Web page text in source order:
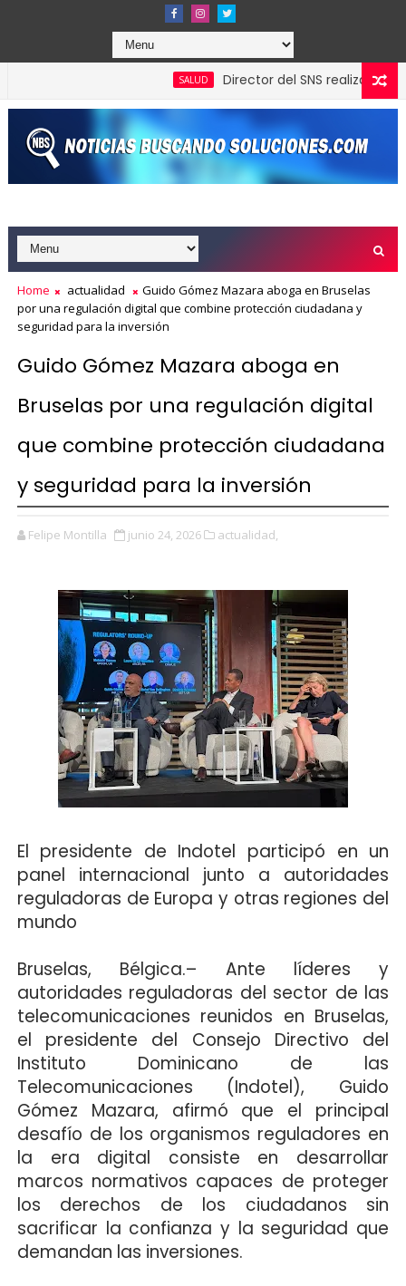
Director del SNS realiza visita no
de Carolina Mejía en Santo Domingo
Home actualidad
Guido Gómez Mazara aboga en Bruselas
por una regulación digital que combine protección ciudadana y
seguridad para la inversión
Guido Gómez Mazara aboga en
Bruselas por una regulación digital
que combine protección ciudadana
y seguridad para la inversión
Felipe Montilla junio 24, 2026 actualidad,
El presidente de Indotel participó en un
panel internacional junto a autoridades
reguladoras de Europa y otras regiones del
mundo
Bruselas, Bélgica.– Ante líderes y
autoridades reguladoras del sector de las
telecomunicaciones reunidos en Bruselas,
el presidente del Consejo Directivo del
Instituto Dominicano de las
Telecomunicaciones (Indotel), Guido
Gómez Mazara, afirmó que el principal
desafío de los organismos reguladores en
la era digital consiste en desarrollar
marcos normativos capaces de proteger
los derechos de los ciudadanos sin
sacrificar la confianza y la seguridad que
demandan las inversiones.